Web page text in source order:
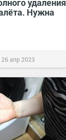
удаления
Нужна
26 апр 2023